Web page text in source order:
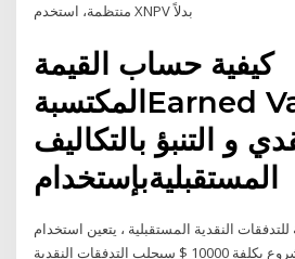
منتظمة، استخدم XNPV بدلاً
كيفية حساب القيمة
المكتسبةEarned Valueو
و التنبؤ بالتكاليف
المستقبليةبإستخدام
النقدية المستقبلية ، يتعين استخدام
سعر من مثل ، مشروع بكلفة 10000 $ سيجلب التدفقات النقدية